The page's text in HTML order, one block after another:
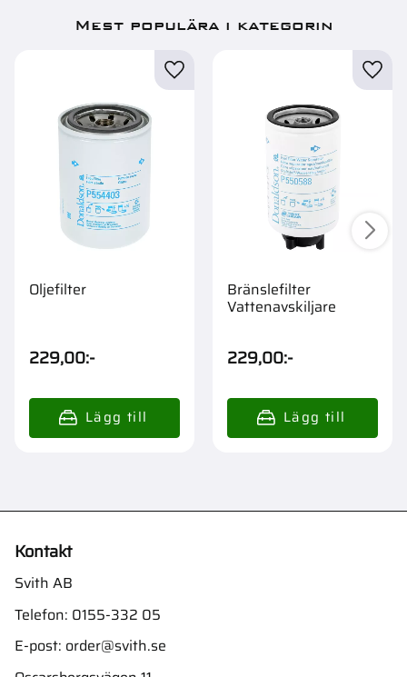
Mest populära i kategorin
Oljefilter
229,00:-
Bränslefilter
Vattenavskiljare
229,00:-
Kontakt
Svith AB
Telefon: 0155-332 05
E-post: order@svith.se